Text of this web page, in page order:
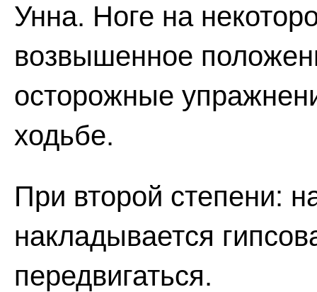
Унна. Ноге на
возвышенное
осторожные
ходьбе.
При второй степени:
накладывается
передвигаться.